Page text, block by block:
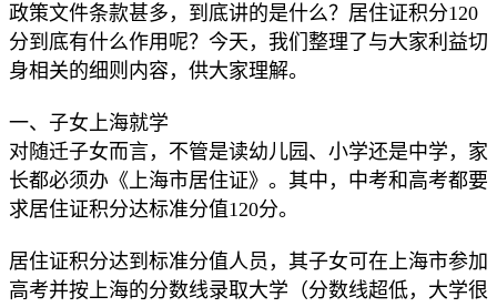
政策文件条款甚多，到底讲的是什么？居住证积分120
分到底有什么作用呢？今天，我们整理了与大家利益切
身相关的细则内容，供大家理解。
一、子女上海就学
对随迁子女而言，不管是读幼儿园、小学还是中学，家
长都必须办《上海市居住证》。其中，中考和高考都要
求居住证积分达标准分值120分。
居住证积分达到标准分值人员，其子女可在上海市参加
高考并按上海的分数线录取大学（分数线超低，大学很